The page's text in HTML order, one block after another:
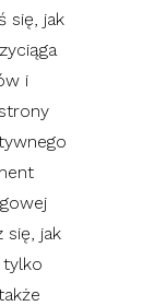
się, jak
i
się, jak